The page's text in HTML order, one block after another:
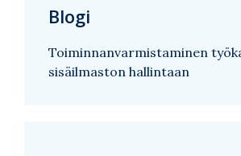
Blogi
Toiminnanvarmistaminen
sisäilmaston hallintaan